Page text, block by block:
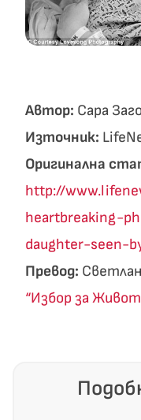
Автор: Сара
Източник:
Оригинална
http://
heartbreaking-
daughter-seen-
Превод:
“Избор за